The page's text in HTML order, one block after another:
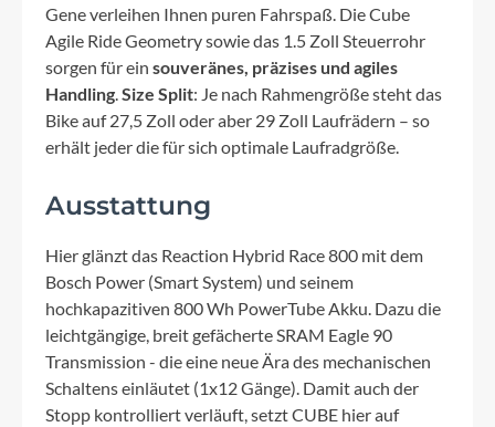
Gene verleihen Ihnen puren Fahrspaß. Die Cube
Agile Ride Geometry sowie das 1.5 Zoll Steuerrohr
sorgen für ein souveränes, präzises und agiles
Handling.Size Split: Je nach Rahmengröße steht das
Bike auf 27,5 Zoll oder aber 29 Zoll Laufrädern – so
erhält jeder die für sich optimale Laufradgröße.
Ausstattung
Hier glänzt das Reaction Hybrid Race 800 mit dem
Bosch Power (Smart System) und seinem
hochkapazitiven 800 Wh PowerTube Akku. Dazu die
leichtgängige, breit gefächerte SRAM Eagle 90
Transmission - die eine neue Ära des mechanischen
Schaltens einläutet (1x12 Gänge). Damit auch der
Stopp kontrolliert verläuft, setzt CUBE hier auf